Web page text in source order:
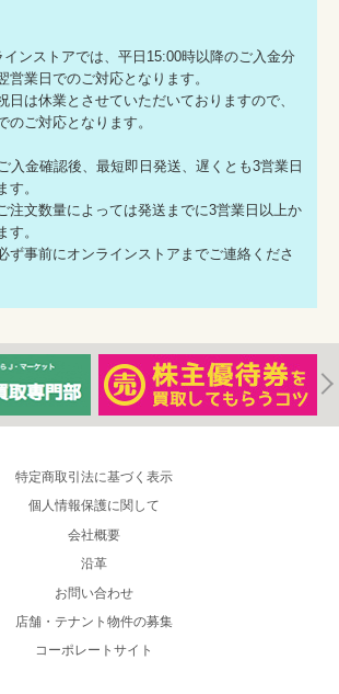
インストアでは、平日15:00時以降のご入金分
営業日でのご対応となります。
は休業とさせていただいておりますので、
のご対応となります。
入金確認後、最短即日発送、遅くとも3営業日
す。
文数量によっては発送までに3営業日以上か
す。
事前にオンラインストアまでご連絡くださ
特定商取引法に基づく表示
個人情報保護に関して
会社概要
沿革
お問い合わせ
店舗・テナント物件の募集
コーポレートサイト